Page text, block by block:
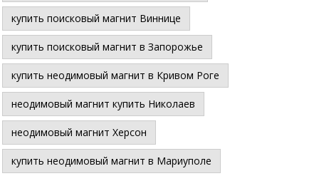
купить поисковый магнит Виннице
купить поисковый магнит в Запорожье
купить неодимовый магнит в Кривом Роге
неодимовый магнит купить Николаев
неодимовый магнит Херсон
купить неодимовый магнит в Мариуполе